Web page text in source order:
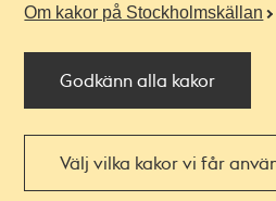
Om kakor på Stockholmskällan
Godkänn alla kakor
Välj vilka kakor vi får